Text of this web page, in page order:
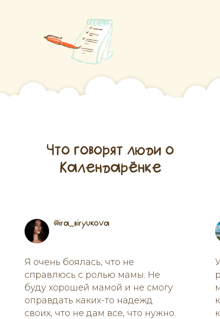
Что говорят люди о
Календарёнке
@ira_biryukova
Я очень боялась, что не
справлюсь с ролью мамы. Не
буду хорошей мамой и не смогу
оправдать каких-то надежд
своих, что не дам все, что нужно.